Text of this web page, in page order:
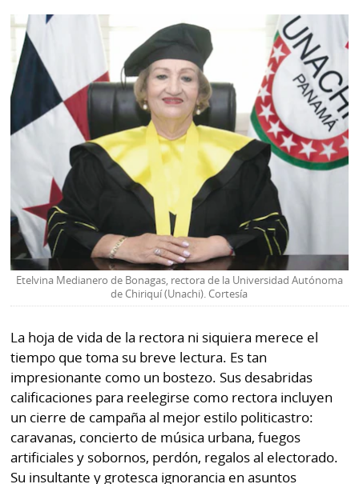
Etelvina Medianero de Bonagas, rectora de la Universidad Autónoma
de Chiriquí (Unachi). Cortesía
La hoja de vida de la rectora ni siquiera merece el
tiempo que toma su breve lectura. Es tan
impresionante como un bostezo. Sus desabridas
calificaciones para reelegirse como rectora incluyen
un cierre de campaña al mejor estilo politicastro:
caravanas, concierto de música urbana, fuegos
artificiales y sobornos, perdón, regalos al electorado.
Su insultante y grotesca ignorancia en asuntos